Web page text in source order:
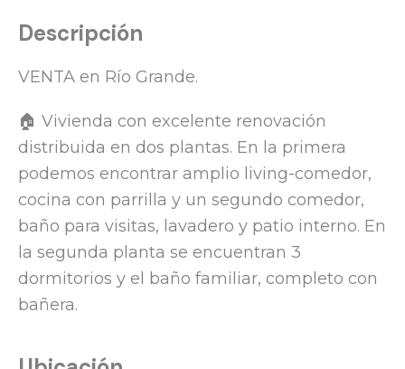
Descripción
VENTA en Río Grande.
🏠 Vivienda con excelente renovación
distribuida en dos plantas. En la primera
podemos encontrar amplio living-comedor,
cocina con parrilla y un segundo comedor,
baño para visitas, lavadero y patio interno. En
la segunda planta se encuentran 3
dormitorios y el baño familiar, completo con
bañera.